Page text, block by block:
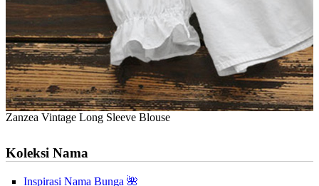
Zanzea Vintage Long Sleeve Blouse
Koleksi Nama
Inspirasi Nama Bunga 🌺